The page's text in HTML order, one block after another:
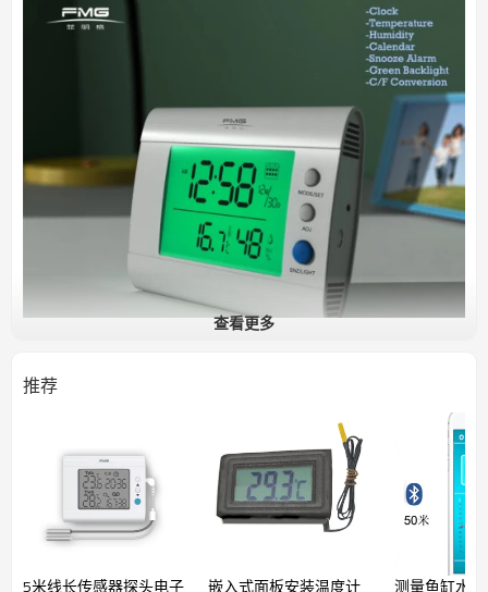
外壳呈乳白色，轻薄流畅的外形，采用 材料，
可桌面或挂壁放置。大屏绿色背光LCD显示屏，集
温湿度测量、时钟、日历、闹铃设置功能为一体，
查看更多
推荐
5米线长传感器探头电子 嵌入式面板安装温度计 测量鱼缸水